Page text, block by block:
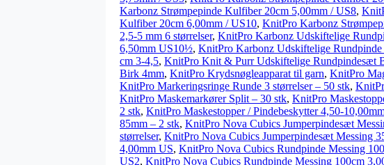
Karbonz Strømpepinde Kulfiber 20cm 5,00mm / US8,
Kulfiber 20cm 6,00mm / US10, KnitPro Karbonz
2,5-5 mm 6 størrelser, KnitPro Karbonz Udskiftelige
6,50mm US10½, KnitPro Karbonz Udskiftelige
cm 3-4,5, KnitPro Knit & Purr Udskiftelige Rundpindesæt
Birk 4mm, KnitPro Krydsnøgleapparat til garn, KnitPro
KnitPro Markeringsringe Runde 3 størrelser – 50 stk,
KnitPro Maskemarkører Split – 30 stk, KnitPro
2 stk, KnitPro Maskestopper / Pindebeskytter 4,50-
85mm – 2 stk, KnitPro Nova Cubics Jumperpindesæt
størrelser, KnitPro Nova Cubics Jumperpindesæt Messing
4,00mm US, KnitPro Nova Cubics Rundpinde Messing
US2, KnitPro Nova Cubics Rundpinde Messing 100cm